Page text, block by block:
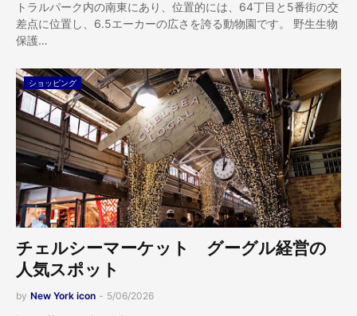
トラルパーク内の南東にあり、位置的には、64丁目と5番街の交
差点に位置し、6.5エーカーの広さを誇る動物園です。 野生生物
保護…
ショッピング
チェルシーマーケット グーグル経営の
人気スポット
by New York icon - 5/06/2026